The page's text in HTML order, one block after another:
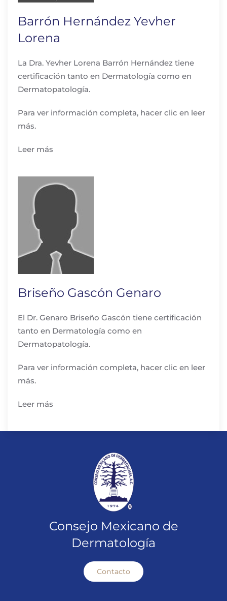
Barrón Hernández Yevher
Lorena
La Dra. Yevher Lorena Barrón Hernández tiene
certificación tanto en Dermatología como en
Dermatopatología.
Para ver información completa, hacer clic en leer
más.
Leer más
Briseño Gascón Genaro
El Dr. Genaro Briseño Gascón tiene certificación
tanto en Dermatología como en
Dermatopatología.
Para ver información completa, hacer clic en leer
más.
Leer más
Consejo Mexicano de
Dermatología
Contacto